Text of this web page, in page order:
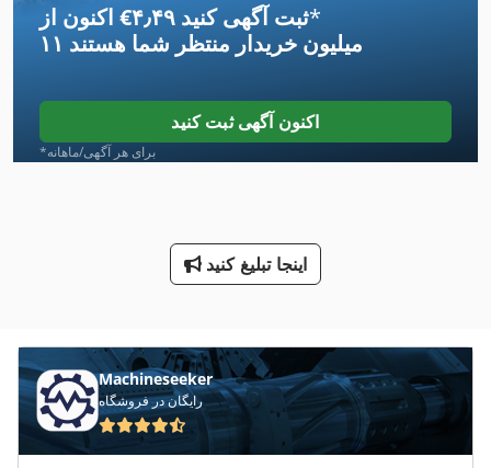
International 1700
International 1754
International 2674
International 433
International 560
International 584
International 633
International 733
اکنون از ‎€۴٫۴۹ ثبت آگهی کنید*
۱۱ میلیون خریدار منتظر شما هستند
اکنون آگهی ثبت کنید
*برای هر آگهی/ماهانه
اینجا تبلیغ کنید
Machineseeker
رایگان در فروشگاه